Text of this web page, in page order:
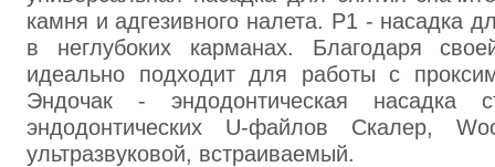
камня и адгезивного налета. P1 - насадка
в неглубоких карманах. Благодаря
идеально подходит для работы с
Эндочак - эндодонтическая насадка
эндодонтических U-файлов Скалер,
ультразвуковой, встраиваемый.